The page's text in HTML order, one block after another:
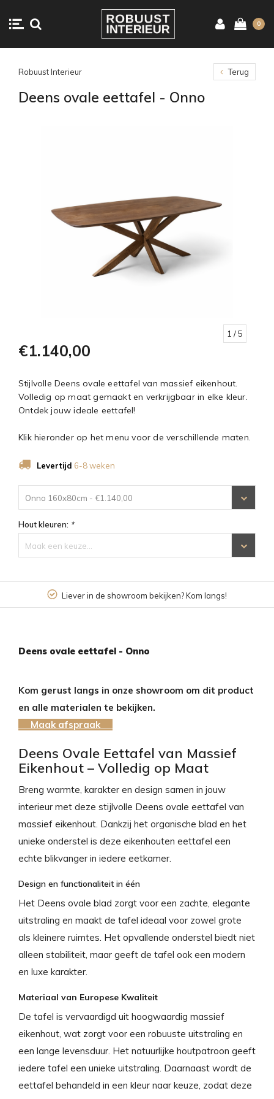
0
Robuust Interieur Terug
Deens ovale eettafel - Onno
1 / 5
€1.140,00
Stijlvolle Deens ovale eettafel van massief eikenhout.
Volledig op maat gemaakt en verkrijgbaar in elke kleur.
Ontdek jouw ideale eettafel!
Klik hieronder op het menu voor de verschillende maten.
Levertijd 6-8 weken
Onno 160x80cm - €1.140,00
Hout kleuren: *
Maak een keuze...
Liever in de showroom bekijken? Kom langs!
Deens ovale eettafel - Onno
Kom gerust langs in onze showroom om dit product
en alle materialen te bekijken.
Maak afspraak
Deens Ovale Eettafel van Massief
Eikenhout – Volledig op Maat
Breng warmte, karakter en design samen in jouw
interieur met deze stijlvolle Deens ovale eettafel van
massief eikenhout. Dankzij het organische blad en het
unieke onderstel is deze eikenhouten eettafel een
echte blikvanger in iedere eetkamer.
Design en functionaliteit in één
Het Deens ovale blad zorgt voor een zachte, elegante
uitstraling en maakt de tafel ideaal voor zowel grote
als kleinere ruimtes. Het opvallende onderstel biedt niet
alleen stabiliteit, maar geeft de tafel ook een modern
en luxe karakter.
Materiaal van Europese Kwaliteit
De tafel is vervaardigd uit hoogwaardig massief
eikenhout, wat zorgt voor een robuuste uitstraling en
een lange levensduur. Het natuurlijke houtpatroon geeft
iedere tafel een unieke uitstraling. Daarnaast wordt de
eettafel behandeld in een kleur naar keuze, zodat deze